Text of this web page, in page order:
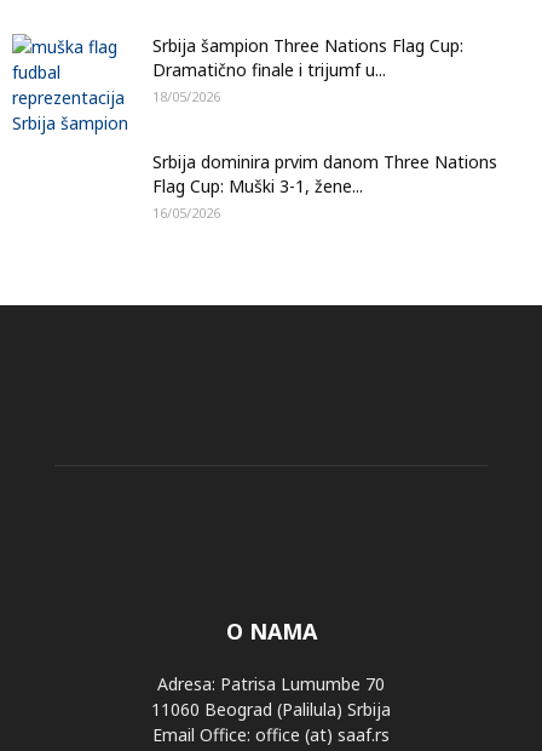
Srbija šampion Three Nations Flag Cup:
Dramatično finale i trijumf u...
18/05/2026
Srbija dominira prvim danom Three Nations
Flag Cup: Muški 3-1, žene...
16/05/2026
O NAMA
Adresa: Patrisa Lumumbe 70
11060 Beograd (Palilula) Srbija
Email Office: office (at) saaf.rs